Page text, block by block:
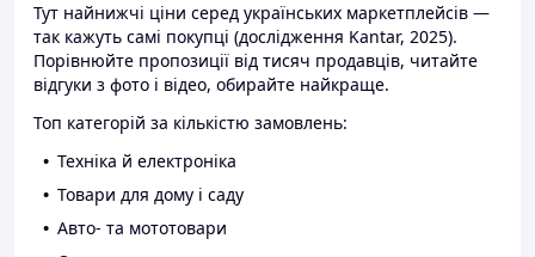
Тут найнижчі ціни серед українських маркетплейсів —
так кажуть самі покупці (дослідження Kantar, 2025).
Порівнюйте пропозиції від тисяч продавців, читайте
відгуки з фото і відео, обирайте найкраще.
Топ категорій за кількістю замовлень:
Техніка й електроніка
Товари для дому і саду
Авто- та мототовари